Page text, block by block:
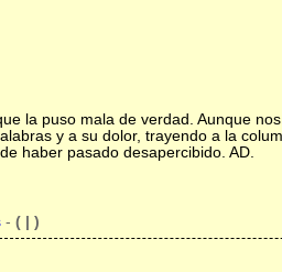
la puso mala de verdad. Aunque
y a su dolor, trayendo a la
haber pasado desapercibido. AD.
- ( | )